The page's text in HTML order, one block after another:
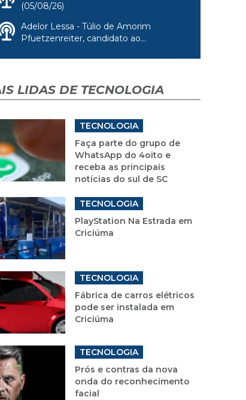
(05/08/26)
Adelor Lessa - Túlio de Amorim
Pfuetzenreiter, candidato ao...
LIDAS DE TECNOLOGIA
TECNOLOGIA
Faça parte do grupo de
WhatsApp do 4oito e
receba as principais
notícias do sul de SC
TECNOLOGIA
PlayStation Na Estrada em
Criciúma
TECNOLOGIA
Fábrica de carros elétricos
pode ser instalada em
Criciúma
TECNOLOGIA
Prós e contras da nova
onda do reconhecimento
facial